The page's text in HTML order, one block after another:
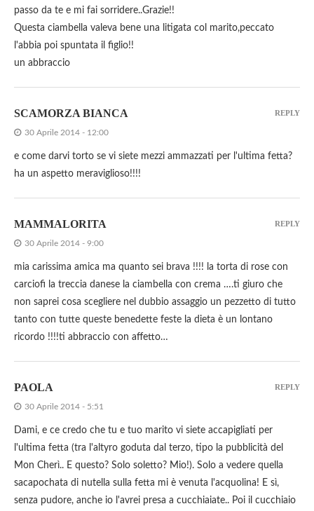
passo da te e mi fai sorridere..Grazie!!
Questa ciambella valeva bene una litigata col marito,peccato
l'abbia poi spuntata il figlio!!
un abbraccio
SCAMORZA BIANCA
30 Aprile 2014 - 12:00
e come darvi torto se vi siete mezzi ammazzati per l'ultima fetta?
ha un aspetto meraviglioso!!!!
REPLY
MAMMALORITA
30 Aprile 2014 - 9:00
mia carissima amica ma quanto sei brava !!!! la torta di rose con
carciofi la treccia danese la ciambella con crema ….ti giuro che
non saprei cosa scegliere nel dubbio assaggio un pezzetto di tutto
tanto con tutte queste benedette feste la dieta è un lontano
ricordo !!!!ti abbraccio con affetto…
REPLY
PAOLA
30 Aprile 2014 - 5:51
Dami, e ce credo che tu e tuo marito vi siete accapigliati per
l'ultima fetta (tra l'altyro goduta dal terzo, tipo la pubblicità del
Mon Cherì.. E questo? Solo soletto? Mio!). Solo a vedere quella
sacapochata di nutella sulla fetta mi è venuta l'acquolina! E sì,
senza pudore, anche io l'avrei presa a cucchiaiate.. Poi il cucchiaio
REPLY